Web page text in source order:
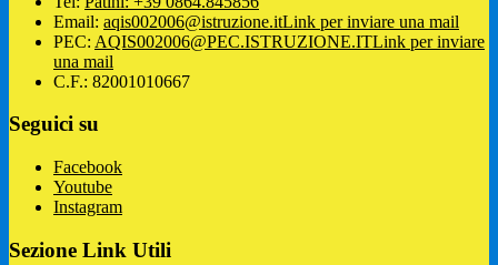
Email: aqis002006@istruzione.itLink per inviare una mail
PEC: AQIS002006@PEC.ISTRUZIONE.ITLink per inviare
una mail
C.F.: 82001010667
Seguici su
Facebook
Youtube
Instagram
Sezione Link Utili